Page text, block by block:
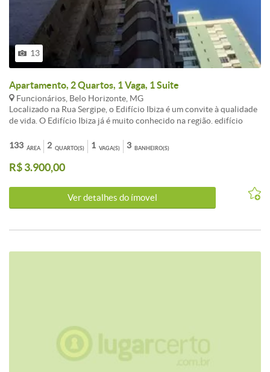
13
Apartamento, 2 Quartos, 1 Vaga, 1 Suite
Funcionários, Belo Horizonte, MG
Localizado na Rua Sergipe, o Edifício Ibiza é um convite à qualidade
de vida. O Edifício Ibiza já é muito conhecido na região. edifício
encanado, oferece opções de entretenimento para todas as idades.
Apartamento amplo 2 quartos , escritório, sala para dois ambientes .
Ótima iluminação natural, área de serviço espaçosa e banheiro de
localização próximo a Praça da Liberdade, Cultura Francesa,
Escritório de Representação da UFV, Centro Universitário UNA
ÁREA
133 QUARTO(S)
2 VAGA(S)
1 BANHEIRO(S)
3
R$ 3.900,00
Ver detalhes do ímovel